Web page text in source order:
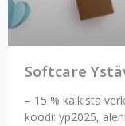
Softcare
– 15 % kaikista
koodi: yp2025,